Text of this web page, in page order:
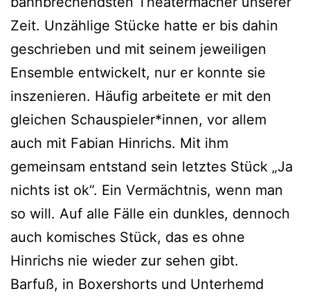
Zeit. Unzählige Stücke hatte er bis dahin
geschrieben und mit seinem jeweiligen
Ensemble entwickelt, nur er konnte sie
inszenieren. Häufig arbeitete er mit den
gleichen Schauspieler*innen, vor allem
auch mit Fabian Hinrichs. Mit ihm
gemeinsam entstand sein letztes Stück „Ja
nichts ist ok“. Ein Vermächtnis, wenn man
so will. Auf alle Fälle ein dunkles, dennoch
auch komisches Stück, das es ohne
Hinrichs nie wieder zur sehen gibt.
Barfuß, in Boxershorts und Unterhemd